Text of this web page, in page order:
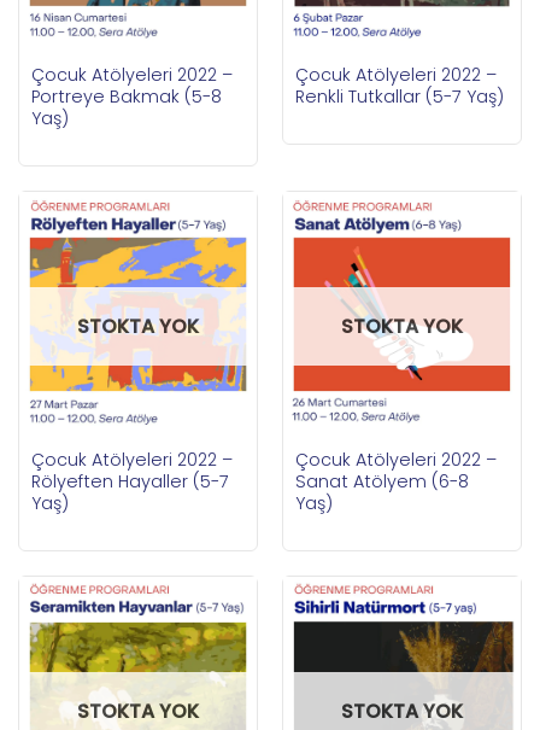
Çocuk Atölyeleri 2022 –
Portreye Bakmak (5-8
Yaş)
Çocuk Atölyeleri 2022 –
Renkli Tutkallar (5-7 Yaş)
STOKTA YOK
Çocuk Atölyeleri 2022 –
Rölyeften Hayaller (5-7
Yaş)
STOKTA YOK
Çocuk Atölyeleri 2022 –
Sanat Atölyem (6-8
Yaş)
STOKTA YOK STOKTA YOK